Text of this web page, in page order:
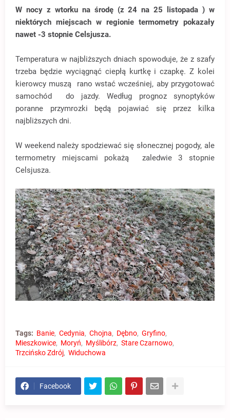
W nocy z wtorku na środę (z 24 na 25 listopada ) w
niektórych miejscach w regionie termometry pokazały
nawet -3 stopnie Celsjusza.
Temperatura w najbliższych dniach spowoduje, że z szafy
trzeba będzie wyciągnąć ciepłą kurtkę i czapkę. Z kolei
kierowcy muszą rano wstać wcześniej, aby przygotować
samochód do jazdy. Według prognoz synoptyków
poranne przymrozki będą pojawiać się przez kilka
najbliższych dni.
W weekend należy spodziewać się słonecznej pogody, ale
termometry miejscami pokażą zaledwie 3 stopnie
Celsjusza.
Tags: Banie Cedynia Chojna Dębno Gryfino
Mieszkowice
Moryń Myślibórz Stare Czarnowo
Trzcińsko Zdrój Widuchowa
Facebook